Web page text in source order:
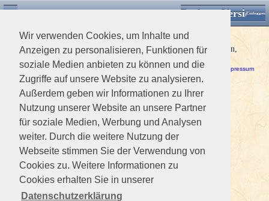
Wir verwenden Cookies, um Inhalte und
Anzeigen zu personalisieren, Funktionen für
soziale Medien anbieten zu können und die
Zugriffe auf unsere Website zu analysieren.
Außerdem geben wir Informationen zu Ihrer
Nutzung unserer Website an unsere Partner
für soziale Medien, Werbung und Analysen
weiter. Durch die weitere Nutzung der
Webseite stimmen Sie der Verwendung von
Cookies zu. Weitere Informationen zu
Cookies erhalten Sie in unserer
Datenschutzerklärung
Desktop VersionEinloggen
Datenbankfehler
Bitte versuchen Sie es nochmal. Sollte der Fehler wieder auftreten,
informieren Sie bitte den Administrator.
Haftungsausschluss / Nutzungsbedingungen-Datenschutzerklärung Impressum